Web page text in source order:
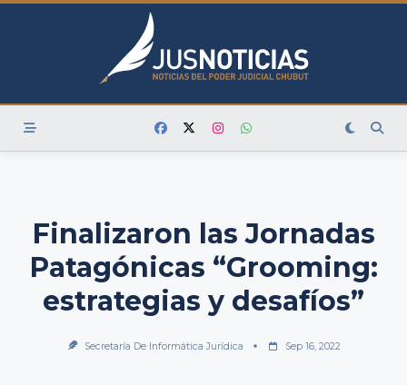
Skip
Finalizaron las Jornadas
Patagónicas “Grooming:
estrategias y desafíos”
Secretaría De Informática Jurídica Sep 16, 2022